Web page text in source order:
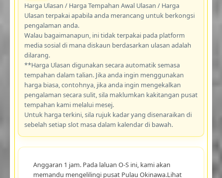
Harga Ulasan / Harga Tempahan Awal Ulasan / Harga
Ulasan terpakai apabila anda merancang untuk berkongsi
pengalaman anda.
Walau bagaimanapun, ini tidak terpakai pada platform
media sosial di mana diskaun berdasarkan ulasan adalah
dilarang.
**Harga Ulasan digunakan secara automatik semasa
tempahan dalam talian. Jika anda ingin menggunakan
harga biasa, contohnya, jika anda ingin mengekalkan
pengalaman secara sulit, sila maklumkan kakitangan pusat
tempahan kami melalui mesej.
Untuk harga terkini, sila rujuk kadar yang disenaraikan di
sebelah setiap slot masa dalam kalendar di bawah.
Anggaran 1 jam. Pada laluan O-S ini, kami akan
memandu mengelilingi pusat Pulau Okinawa.Lihat